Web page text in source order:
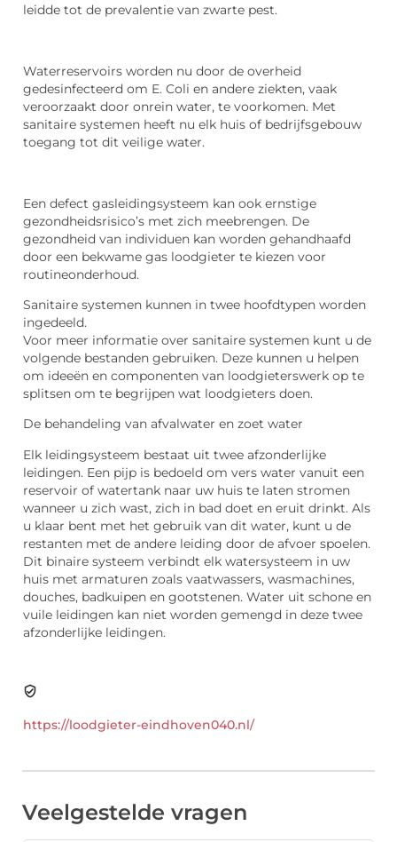
leidde tot de prevalentie van zwarte pest.
Waterreservoirs worden nu door de overheid
gedesinfecteerd om E. Coli en andere ziekten, vaak
veroorzaakt door onrein water, te voorkomen. Met
sanitaire systemen heeft nu elk huis of bedrijfsgebouw
toegang tot dit veilige water.
Een defect gasleidingsysteem kan ook ernstige
gezondheidsrisico’s met zich meebrengen. De
gezondheid van individuen kan worden gehandhaafd
door een bekwame gas loodgieter te kiezen voor
routineonderhoud.
Sanitaire systemen kunnen in twee hoofdtypen worden
ingedeeld.
Voor meer informatie over sanitaire systemen kunt u de
volgende bestanden gebruiken. Deze kunnen u helpen
om ideeën en componenten van loodgieterswerk op te
splitsen om te begrijpen wat loodgieters doen.
De behandeling van afvalwater en zoet water
Elk leidingsysteem bestaat uit twee afzonderlijke
leidingen. Een pijp is bedoeld om vers water vanuit een
reservoir of watertank naar uw huis te laten stromen
wanneer u zich wast, zich in bad doet en eruit drinkt. Als
u klaar bent met het gebruik van dit water, kunt u de
restanten met de andere leiding door de afvoer spoelen.
Dit binaire systeem verbindt elk watersysteem in uw
huis met armaturen zoals vaatwassers, wasmachines,
douches, badkuipen en gootstenen. Water uit schone en
vuile leidingen kan niet worden gemengd in deze twee
afzonderlijke leidingen.
https://loodgieter-eindhoven040.nl/
Veelgestelde vragen